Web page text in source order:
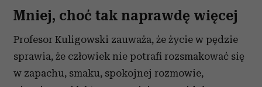
Mniej, choć tak naprawdę więcej
Profesor Kuligowski zauważa, że życie w pędzie
sprawia, że człowiek nie potrafi rozsmakować się
w zapachu, smaku, spokojnej rozmowie,